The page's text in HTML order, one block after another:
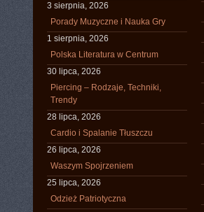
3 sierpnia, 2026
Porady Muzyczne i Nauka Gry
1 sierpnia, 2026
Polska Literatura w Centrum
30 lipca, 2026
Piercing – Rodzaje, Techniki,
Trendy
28 lipca, 2026
Cardio i Spalanie Tłuszczu
26 lipca, 2026
Waszym Spojrzeniem
25 lipca, 2026
Odzież Patriotyczna